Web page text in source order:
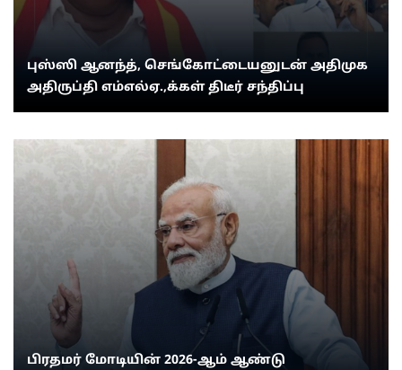
புஸ்ஸி ஆனந்த், செங்கோட்டையனுடன் அதிமுக
அதிருப்தி எம்எல்ஏ.,க்கள் திடீர் சந்திப்பு
பிரதமர் மோடியின் 2026-ஆம் ஆண்டு